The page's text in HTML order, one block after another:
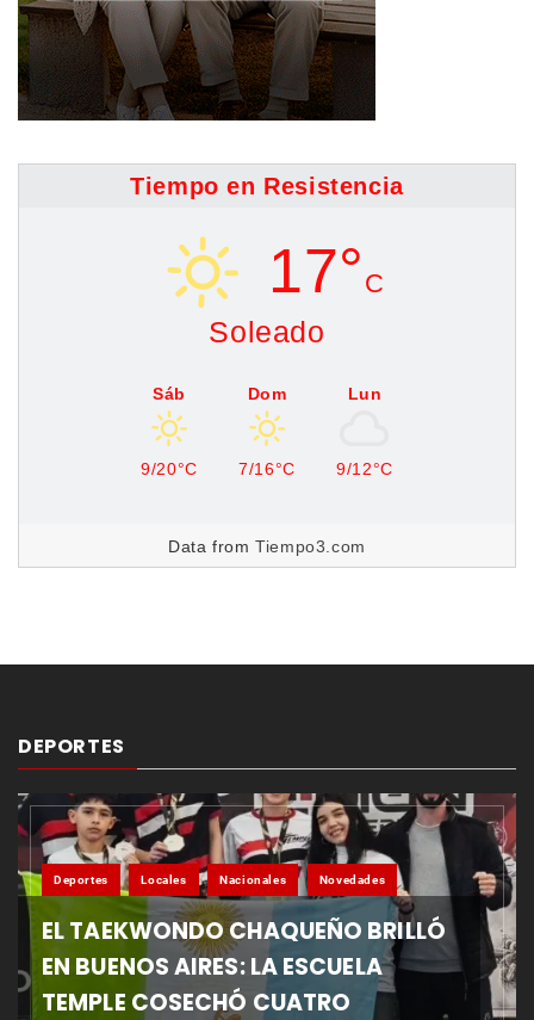
Tiempo en Resistencia
17° C
Soleado
Sáb
9/20°C
Dom
7/16°C
Lun
9/12°C
Data fromTiempo3.com
DEPORTES
Deportes Locales Nacionales Novedades
EL TAEKWONDO CHAQUEÑO BRILLÓ
EN BUENOS AIRES: LA ESCUELA
TEMPLE COSECHÓ CUATRO